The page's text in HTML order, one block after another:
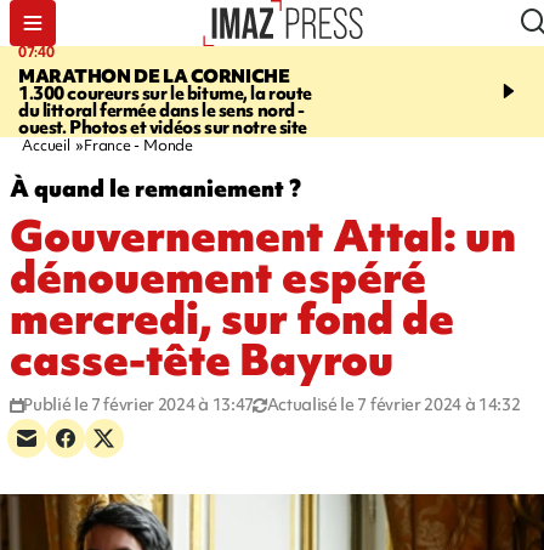
07:40
MARATHON DE LA CORNICHE
1.300 coureurs sur le bitume, la route
du littoral fermée dans le sens nord -
ouest. Photos et vidéos sur notre site
10:33
l’enfance - une
Accueil France - Monde
À quand le remaniement ?
Gouvernement Attal: un
dénouement espéré
mercredi, sur fond de
casse-tête Bayrou
Publié le 7 février 2024 à 13:47 Actualisé le 7 février 2024 à 14:32